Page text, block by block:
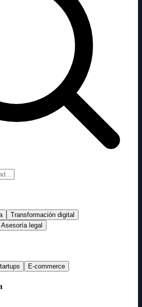
Transformación digital
Asesoría legal
E-commerce